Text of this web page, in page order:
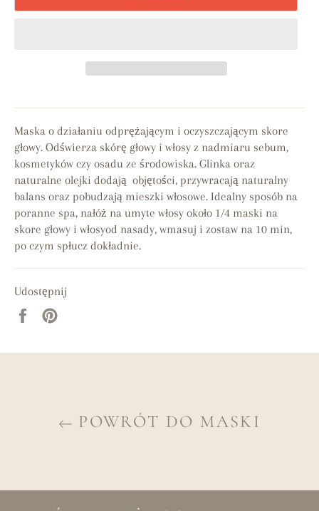
Maska o działaniu odprężającym i oczyszczającym skore
głowy. Odświerza skórę głowy i włosy z nadmiaru sebum,
kosmetyków czy osadu ze środowiska. Glinka oraz
naturalne olejki dodają objętości, przywracają naturalny
balans oraz pobudzają mieszki włosowe. Idealny sposób na
poranne spa, nałóż na umyte włosy około 1/4 maski na
skore głowy i włosyod nasady, wmasuj i zostaw na 10 min,
po czym spłucz dokładnie.
Udostępnij
Udostępnij
POWRÓT DO MASKI